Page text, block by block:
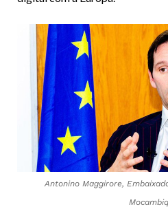
Antonino Maggirore,